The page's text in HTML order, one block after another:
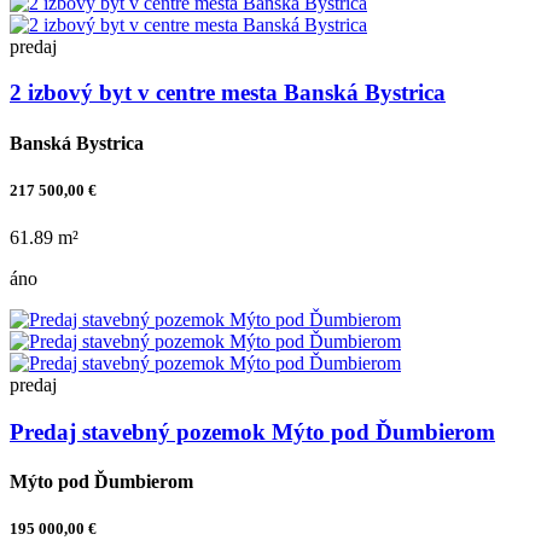
predaj
2 izbový byt v centre mesta Banská Bystrica
Banská Bystrica
217 500,00 €
61.89 m²
áno
predaj
Predaj stavebný pozemok Mýto pod Ďumbierom
Mýto pod Ďumbierom
195 000,00 €